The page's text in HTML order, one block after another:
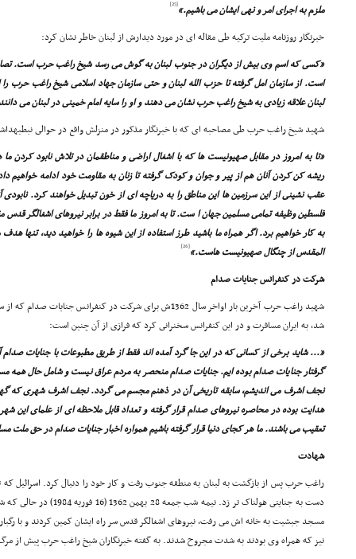
ملزم به اجراى امر و نهى ایشان مى باشیم.»[25]
خبرنگار روزنامه ملیت ترکیه طى مقاله اى در مورد دیدارش از لبنان خاطر نشان کرد:
«کسى که اسم وى بیش از دیگران در جنوب لبنان به گوش مى رسد شیخ راغب حرب است.
است. از سازمان امل گرفته تا حزب الله لبنان و حتى سازمان جهاد اسلامى شیخ راغب حرب
لبنان علاقه زیادى به شیخ راغب حرب نشان مى دهند و او را سایه امام خمینى در لبنان مى
شهید شیخ راغب حرب طى مصاحبه اى که با خبرنگار مذکور در منزلش واقع در حوالى
«تا به امروز در مقابل صهیونیست ها که با اشغال اراضى و مناطقمان در تلاش نابود کردن
ریشه کن کردن آنان هم از پیر و جوان و کودک گرفته تا زنان به مقاومت خود ادامه
عقب نشینى از این سرزمین ها این مناطق را به دریاچه اى از خون تبدیل خواهند کرد.
فلسطین وظیفه تمامى مسلمین جهان ا ست. تا به امروز ما فقط در برابر نیروهاى اشغالگر
به کار خواهیم برد. اگر همراه ما باشید طرز استفاده از این شیوه ها را خواهید دید، تنها
المقدس از چنگال صهیونیست هاست.»[26]
شرکت در کنفرانس جنایات صدام
شهید راغب حرب آخرین بار اواخر سال 1362ش براى شرکت در
شد، به ایران مسافرت و در این کنفرانس سخنرانى کرد که فرازى از آن چنین است:
«... شاید برخى از کسانى که در این جا گرد آمده اند فقط از طریق مطبوعات با جنایات صدام
گرفتار جنایات صدام بوده ایم. جنایات صدام منحصر به مردم عراق نیست و شامل حال همه
نجف اشرف مى اندیشم، سابقه تاریخى آن در ذهنم مجسم مى گردد. نجف اشرف شهرى که
هدایت بوده در محاصره نیروهاى صدام قرار گرفته و تعداد قابل ملاحظه اى از علماى این
تعقیب مى باشند. ما هر کجاى دنیا قرار گرفته باشیم همواره اخبار جنایات صدام در حق ملت
شهادت
راغب حرب پس از بازگشت به لبنان به منطقه جنوب رفت و کار خود را دنبال کرد. اسرائیل که
دست به جنایتى هولناک تر زد.
مسجد جبشیت به خانه اش مى رفت، نیروهاى اشغالگر قدس سر راه ایشان کمین کردند و با
نیز که همراه وى بودند به شدت مجروح شدند. به گفته خبرنگاران شیخ راغب حرب پیش از مرگ